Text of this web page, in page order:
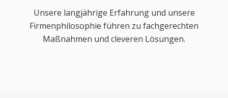
Unsere langjährige Erfahrung und unsere
Firmenphilosophie führen zu fachgerechten
Maßnahmen und cleveren Lösungen.